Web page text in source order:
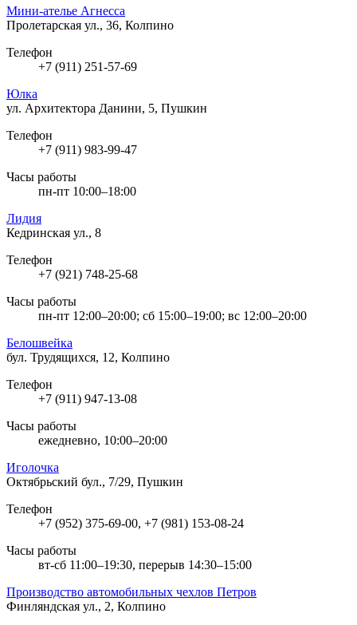
Мини-ателье Агнесса
Пролетарская ул., 36, Колпино
Телефон
+7 (911) 251-57-69
Юлка
ул. Архитектора Данини, 5, Пушкин
Телефон
+7 (911) 983-99-47
Часы работы
пн-пт 10:00–18:00
Лидия
Кедринская ул., 8
Телефон
+7 (921) 748-25-68
Часы работы
пн-пт 12:00–20:00; сб 15:00–19:00; вс 12:00–20:00
Белошвейка
бул. Трудящихся, 12, Колпино
Телефон
+7 (911) 947-13-08
Часы работы
ежедневно, 10:00–20:00
Иголочка
Октябрьский бул., 7/29, Пушкин
Телефон
+7 (952) 375-69-00, +7 (981) 153-08-24
Часы работы
вт-сб 11:00–19:30, перерыв 14:30–15:00
Производство автомобильных чехлов Петров
Финляндская ул., 2, Колпино